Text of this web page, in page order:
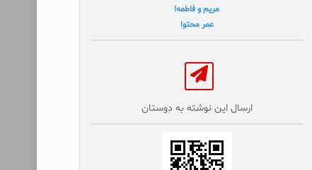
مریم و فاطمه!
عمر محتوا
ارسال این نوشته به دوستان‌